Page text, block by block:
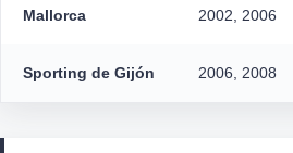
Mallorca 2002, 2006
Sporting de Gijón 2006, 2008